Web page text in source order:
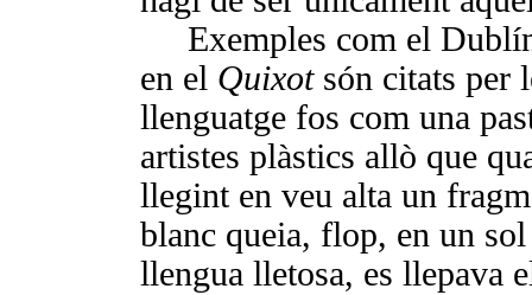
Exemples com el
en el Quixot són citats per
llenguat­ge fos com una
artistes plàstics allò que
llegint en veu alta un
blanc queia, flop, en un
llengua lletosa, es llepava